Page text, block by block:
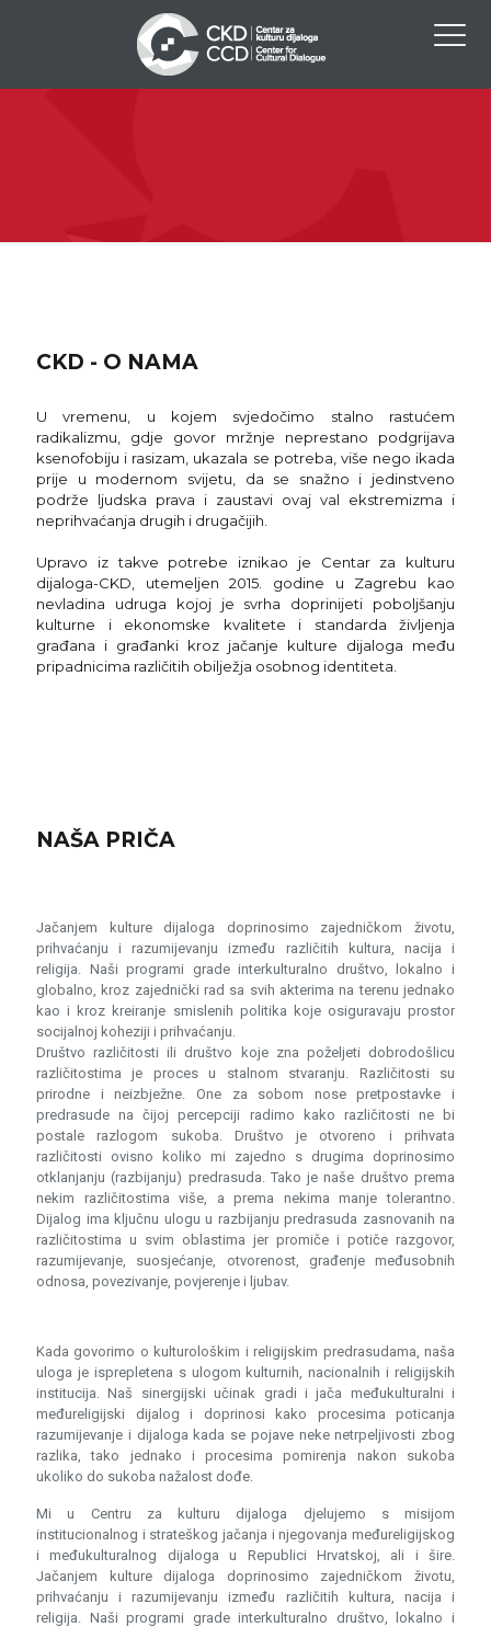
CKD - O NAMA
U vremenu, u kojem svjedočimo stalno rastućem
radikalizmu, gdje govor mržnje neprestano podgrijava
ksenofobiju i rasizam, ukazala se potreba, više nego ikada
prije u modernom svijetu, da se snažno i jedinstveno
podrže ljudska prava i zaustavi ovaj val ekstremizma i
neprihvaćanja drugih i drugačijih.
Upravo iz takve potrebe iznikao je Centar za kulturu
dijaloga-CKD, utemeljen 2015. godine u Zagrebu kao
nevladina udruga kojoj je svrha doprinijeti poboljšanju
kulturne i ekonomske kvalitete i standarda življenja
građana i građanki kroz jačanje kulture dijaloga među
pripadnicima različitih obilježja osobnog identiteta.
NAŠA PRIČA
Jačanjem kulture dijaloga doprinosimo zajedničkom životu,
prihvaćanju i razumijevanju između različitih kultura, nacija i
religija. Naši programi grade interkulturalno društvo, lokalno i
globalno, kroz zajednički rad sa svih akterima na terenu jednako
kao i kroz kreiranje smislenih politika koje osiguravaju prostor
socijalnoj koheziji i prihvaćanju.
Društvo različitosti ili društvo koje zna poželjeti dobrodošlicu
različitostima je proces u stalnom stvaranju. Različitosti su
prirodne i neizbježne. One za sobom nose pretpostavke i
predrasude na čijoj percepciji radimo kako različitosti ne bi
postale razlogom sukoba. Društvo je otvoreno i prihvata
različitosti ovisno koliko mi zajedno s drugima doprinosimo
otklanjanju (razbijanju) predrasuda. Tako je naše društvo prema
nekim različitostima više, a prema nekima manje tolerantno.
Dijalog ima ključnu ulogu u razbijanju predrasuda zasnovanih na
različitostima u svim oblastima jer promiče i potiče razgovor,
razumijevanje, suosjećanje, otvorenost, građenje međusobnih
odnosa, povezivanje, povjerenje i ljubav.
Kada govorimo o kulturološkim i religijskim predrasudama, naša
uloga je isprepletena s ulogom kulturnih, nacionalnih i religijskih
institucija. Naš sinergijski učinak gradi i jača međukulturalni i
međureligijski dijalog i doprinosi kako procesima poticanja
razumijevanje i dijaloga kada se pojave neke netrpeljivosti zbog
razlika, tako jednako i procesima pomirenja nakon sukoba
ukoliko do sukoba nažalost dođe.
Mi u Centru za kulturu dijaloga djelujemo s misijom
institucionalnog i strateškog jačanja i njegovanja međureligijskog
i međukulturalnog dijaloga u Republici Hrvatskoj, ali i šire.
Jačanjem kulture dijaloga doprinosimo zajedničkom životu,
prihvaćanju i razumijevanju između različitih kultura, nacija i
religija. Naši programi grade interkulturalno društvo, lokalno i